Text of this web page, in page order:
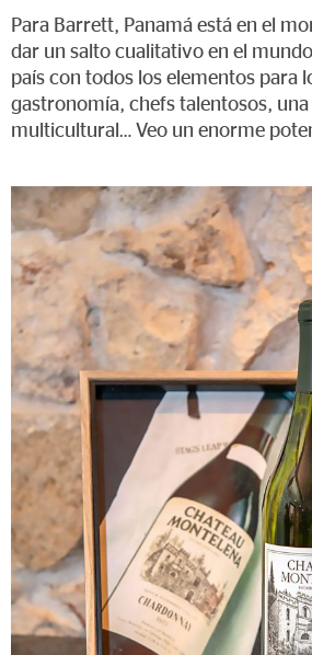
Para Barrett, Panamá está en el
dar un salto cualitativo en el
país con todos los elementos para
gastronomía, chefs talentosos, una
multicultural… Veo un enorme